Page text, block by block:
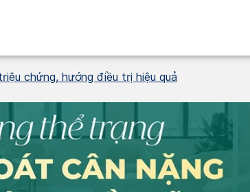
chứng, hướng điều trị hiệu quả